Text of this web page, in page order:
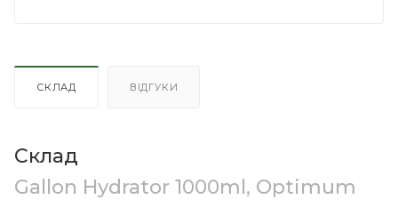
СКЛАД ВІДГУКИ
Склад
Gallon Hydrator 1000ml, Optimum